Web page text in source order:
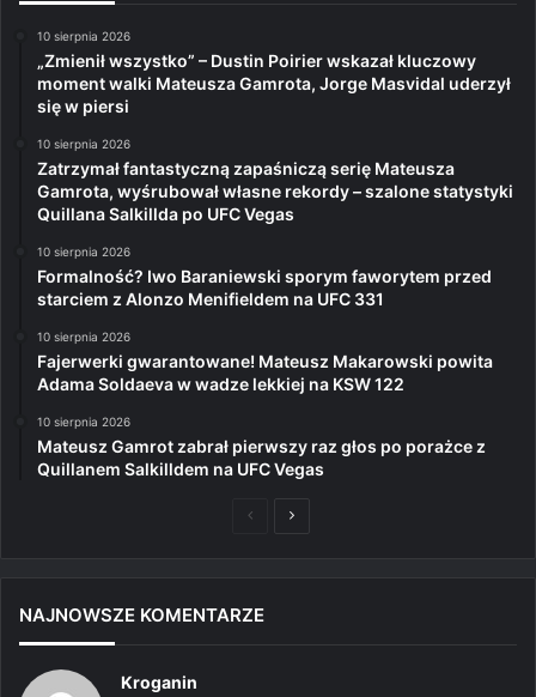
10 sierpnia 2026
„Zmienił wszystko” – Dustin Poirier wskazał kluczowy
moment walki Mateusza Gamrota, Jorge Masvidal uderzył
się w piersi
10 sierpnia 2026
Zatrzymał fantastyczną zapaśniczą serię Mateusza
Gamrota, wyśrubował własne rekordy – szalone statystyki
Quillana Salkillda po UFC Vegas
10 sierpnia 2026
Formalność? Iwo Baraniewski sporym faworytem przed
starciem z Alonzo Menifieldem na UFC 331
10 sierpnia 2026
Fajerwerki gwarantowane! Mateusz Makarowski powita
Adama Soldaeva w wadze lekkiej na KSW 122
10 sierpnia 2026
Mateusz Gamrot zabrał pierwszy raz głos po porażce z
Quillanem Salkilldem na UFC Vegas
PoprzedniaNastępna
NAJNOWSZE KOMENTARZE
Kroganin